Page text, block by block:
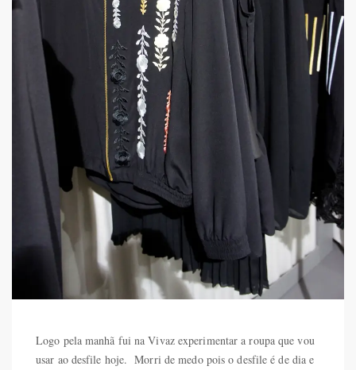
Logo pela manhã fui na Vivaz experimentar a roupa que vou
usar ao desfile hoje. Morri de medo pois o desfile é de dia e